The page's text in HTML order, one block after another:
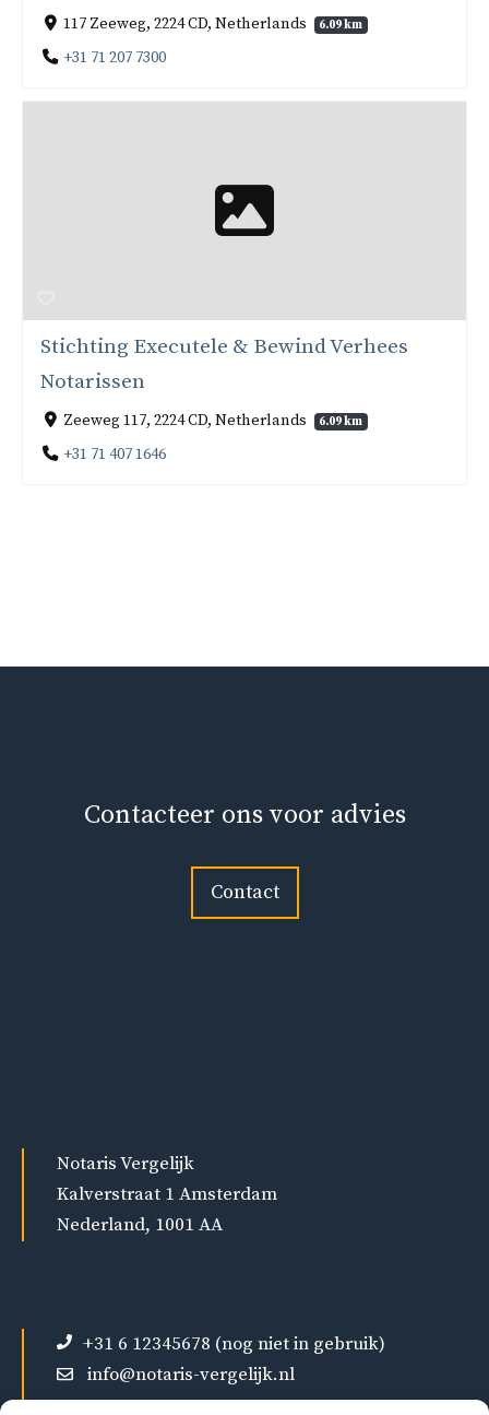
117 Zeeweg, 2224 CD, Netherlands 6.09 km
+31 71 207 7300
Stichting Executele & Bewind Verhees
Notarissen
Zeeweg 117, 2224 CD, Netherlands 6.09 km
+31 71 407 1646
Contacteer ons voor advies
Contact
Notaris Vergelijk
Kalverstraat 1 Amsterdam
Nederland, 1001 AA
+31 6 12345678 (nog niet in gebruik)
info@notaris-vergelijk.nl